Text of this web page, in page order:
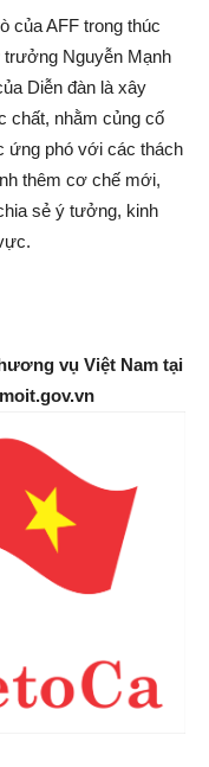
của AFF trong thúc
Nguyễn Mạnh
Diễn đàn là xây
chất, nhằm củng cố
ứng phó với các thách
thêm cơ chế mới,
sẻ ý tưởng, kinh
vụ Việt Nam tại